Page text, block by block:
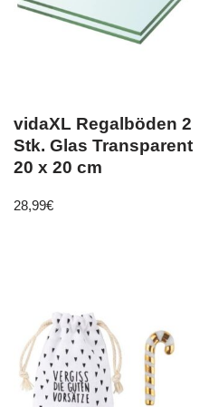
vidaXL Regalböden 2
Stk. Glas Transparent
20 x 20 cm
28,99€